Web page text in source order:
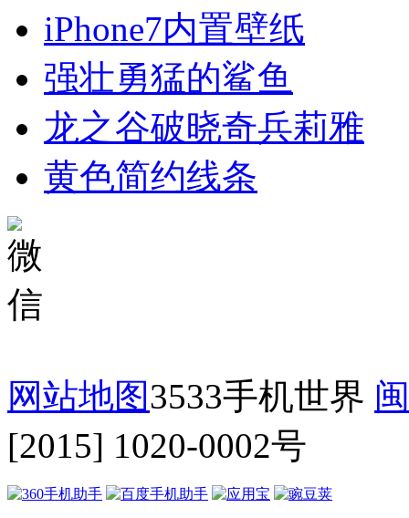
iPhone7内置壁纸
强壮勇猛的鲨鱼
龙之谷破晓奇兵莉雅
黄色简约线条
网站地图3533手机世界
[2015] 1020-0002号